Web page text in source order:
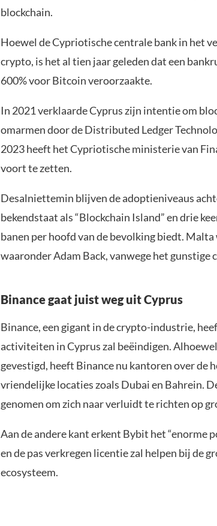
blockchain.
Hoewel de Cypriotische centrale bank in het
crypto, is het al tien jaar geleden dat een
600% voor Bitcoin veroorzaakte.
In 2021 verklaarde Cyprus zijn intentie om
omarmen door de Distributed Ledger
2023 heeft het Cypriotische ministerie van
voort te zetten.
Desalniettemin blijven de adoptieniveaus
bekendstaat als “Blockchain Island” en drie
banen per hoofd van de bevolking biedt.
waaronder Adam Back, vanwege het gunstige
Binance gaat juist weg uit Cyprus
Binance, een gigant in de crypto-industrie,
activiteiten in Cyprus zal beëindigen.
gevestigd, heeft Binance nu kantoren over de
vriendelijke locaties zoals Dubai en Bahrein.
genomen om zich naar verluidt te richten op
Aan de andere kant erkent Bybit het “enorme
en de pas verkregen licentie zal helpen bij de
ecosysteem.